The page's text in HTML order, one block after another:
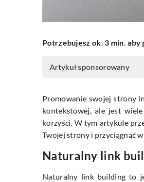
Potrzebujesz ok. 3 min.
Artykuł sponsorowany
Promowanie swojej strony
kontekstowej, ale jest
korzyści. W tym artykule
Twojej strony i przyciągnąć
Naturalny link
Naturalny link building to